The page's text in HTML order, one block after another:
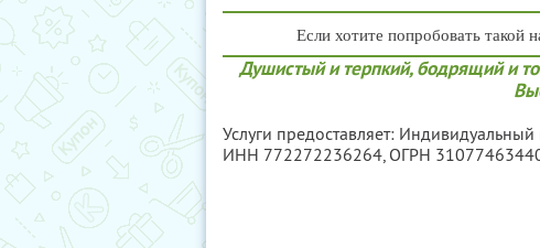
Если хотите попробовать такой
Душистый и терпкий, бодрящий и
Услуги предоставляет:
ИНН 772272236264, ОГРН